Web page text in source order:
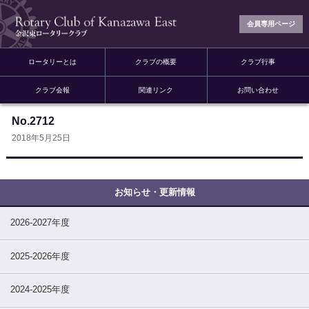
会員専用ページ
ロータリーとは クラブの概要 クラブ行事
クラブ会報 関連リンク お問い合わせ
No.2712
2018年5月25日
2026-2027年度
2025-2026年度
2024-2025年度